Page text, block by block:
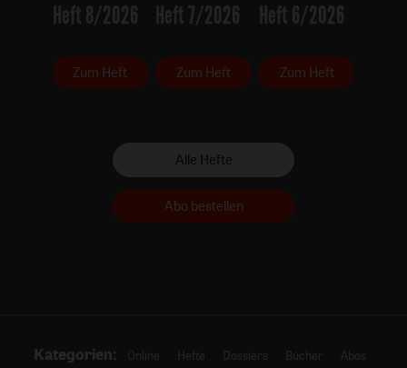
Heft 8/2026
Zum Heft
Heft 7/2026
Zum Heft
Heft 6/2026
Zum Heft
Alle Hefte
Abo bestellen
Kategorien: Online Hefte Dossiers Bücher Abos